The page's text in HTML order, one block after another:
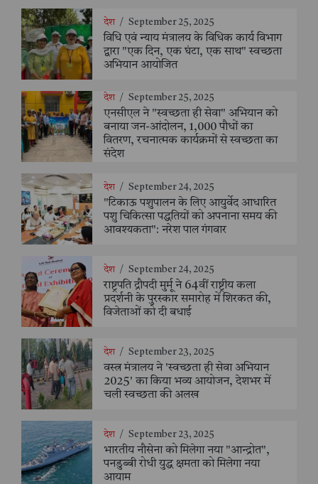
देश / September 25, 2025
विधि एवं न्याय मंत्रालय के विधिक कार्य विभाग
द्वारा "एक दिन, एक घंटा, एक साथ" स्वच्छता
अभियान आयोजित
देश / September 25, 2025
एनसीएल ने "स्वच्छता ही सेवा" अभियान को
बनाया जन-आंदोलन, 1,000 पौधों का
वितरण, रचनात्मक कार्यक्रमों से स्वच्छता का
संदेश
देश / September 24, 2025
"टिकाऊ पशुपालन के लिए आयुर्वेद आधारित
पशु चिकित्सा पद्धतियों को अपनाना समय की
आवश्यकता": नरेश पाल गंगवार
देश / September 24, 2025
राष्ट्रपति द्रौपदी मुर्मू ने 64वीं राष्ट्रीय कला
प्रदर्शनी के पुरस्कार समारोह में शिरकत की,
विजेताओं को दी बधाई
देश / September 23, 2025
वस्त्र मंत्रालय ने 'स्वच्छता ही सेवा अभियान
2025' का किया भव्य आयोजन, देशभर में
चली स्वच्छता की अलख
देश / September 23, 2025
भारतीय नौसेना को मिलेगा नया "आन्द्रोत",
पनडुब्बी रोधी युद्ध क्षमता को मिलेगा नया
आयाम